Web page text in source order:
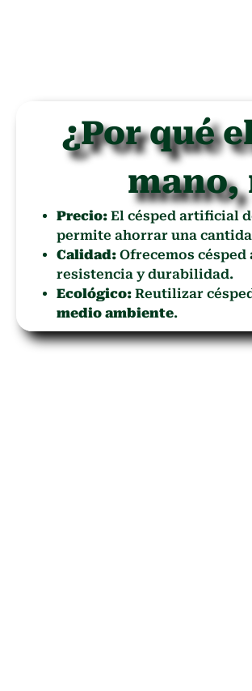
¿Por qué
mano,
Precio: El césped artificial
permite ahorrar una
Calidad: Ofrecemos
resistencia y durabilidad.
Ecológico: Reutilizar
medio ambiente.